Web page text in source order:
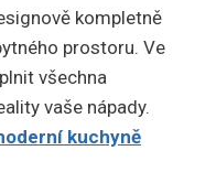
kompletně
prostoru. Ve
všechna
vaše nápady.
kuchyně